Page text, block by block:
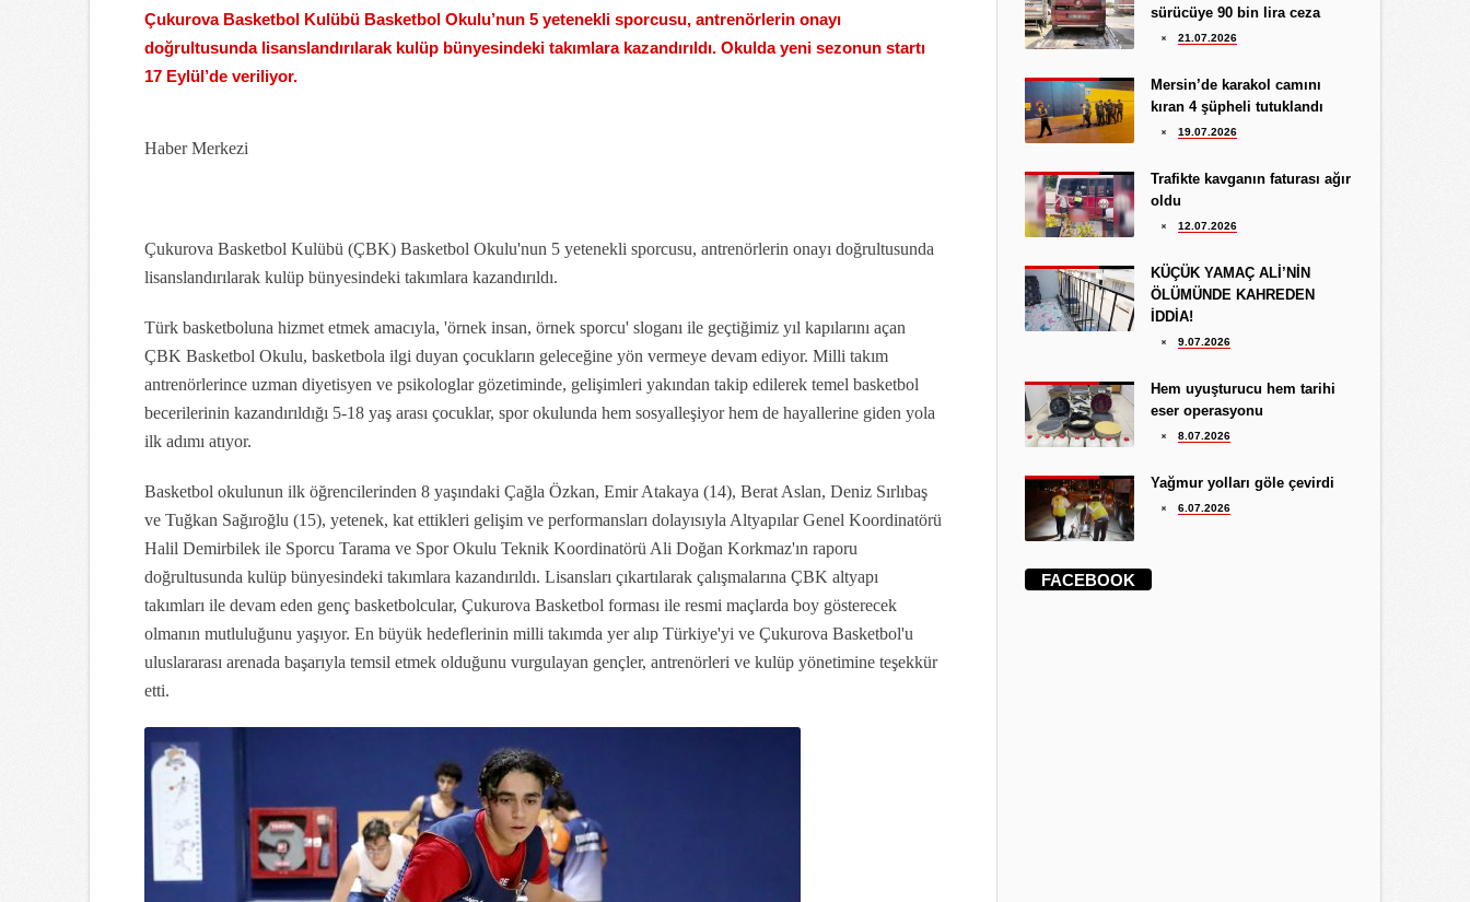
Çukurova Basketbol Kulübü Basketbol Okulu’nun 5 yetenekli sporcusu, antrenörlerin onayı
doğrultusunda lisanslandırılarak kulüp bünyesindeki takımlara kazandırıldı. Okulda yeni sezonun startı
17 Eylül’de veriliyor.
Haber Merkezi
Çukurova Basketbol Kulübü (ÇBK) Basketbol Okulu'nun 5 yetenekli sporcusu, antrenörlerin onayı doğrultusunda
lisanslandırılarak kulüp bünyesindeki takımlara kazandırıldı.
Türk basketboluna hizmet etmek amacıyla, 'örnek insan, örnek sporcu' sloganı ile geçtiğimiz yıl kapılarını açan
ÇBK Basketbol Okulu, basketbola ilgi duyan çocukların geleceğine yön vermeye devam ediyor. Milli takım
antrenörlerince uzman diyetisyen ve psikologlar gözetiminde, gelişimleri yakından takip edilerek temel basketbol
becerilerinin kazandırıldığı 5-18 yaş arası çocuklar, spor okulunda hem sosyalleşiyor hem de hayallerine giden yola
ilk adımı atıyor.
Basketbol okulunun ilk öğrencilerinden 8 yaşındaki Çağla Özkan, Emir Atakaya (14), Berat Aslan, Deniz Sırlıbaş
ve Tuğkan Sağıroğlu (15), yetenek, kat ettikleri gelişim ve performansları dolayısıyla Altyapılar Genel Koordinatörü
Halil Demirbilek ile Sporcu Tarama ve Spor Okulu Teknik Koordinatörü Ali Doğan Korkmaz'ın raporu
doğrultusunda kulüp bünyesindeki takımlara kazandırıldı. Lisansları çıkartılarak çalışmalarına ÇBK altyapı
takımları ile devam eden genç basketbolcular, Çukurova Basketbol forması ile resmi maçlarda boy gösterecek
olmanın mutluluğunu yaşıyor. En büyük hedeflerinin milli takımda yer alıp Türkiye'yi ve Çukurova Basketbol'u
uluslararası arenada başarıyla temsil etmek olduğunu vurgulayan gençler, antrenörleri ve kulüp yönetimine teşekkür
etti.
Koray Ünlü
10.09.2024
sürücüye 90 bin lira ceza
21.07.2026
Mersin’de karakol camını
kıran 4 şüpheli tutuklandı
19.07.2026
Trafikte kavganın faturası ağır
oldu
12.07.2026
KÜÇÜK YAMAÇ ALİ’NİN
ÖLÜMÜNDE KAHREDEN
İDDİA!
9.07.2026
Hem uyuşturucu hem tarihi
eser operasyonu
8.07.2026
Yağmur yolları göle çevirdi
6.07.2026
FACEBOOK